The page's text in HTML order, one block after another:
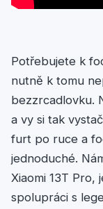
Potřebujete k
nutně k tomu
bezzrcadlovku.
a vy si tak
furt po ruce a
jednoduché.
Xiaomi 13T
spolupráci s